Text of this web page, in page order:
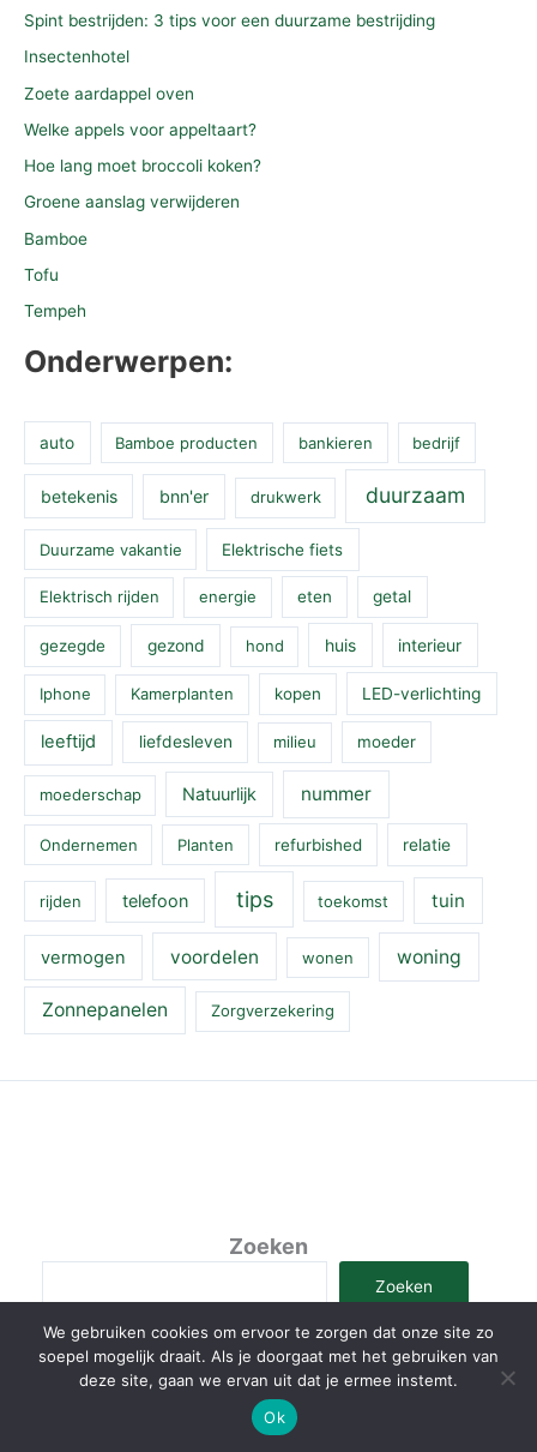
Spint bestrijden: 3 tips voor een duurzame bestrijding
Insectenhotel
Zoete aardappel oven
Welke appels voor appeltaart?
Hoe lang moet broccoli koken?
Groene aanslag verwijderen
Bamboe
Tofu
Tempeh
Onderwerpen:
auto Bamboe producten bankieren bedrijf
betekenis bnn'er drukwerk duurzaam
Duurzame vakantie Elektrische fiets
Elektrisch rijden energie eten getal
gezegde gezond hond huis interieur
Iphone Kamerplanten kopen LED-verlichting
leeftijd liefdesleven milieu moeder
moederschap Natuurlijk nummer
Ondernemen Planten refurbished relatie
rijden telefoon tips toekomst tuin
vermogen voordelen wonen woning
Zonnepanelen Zorgverzekering
Zoeken
Zoeken
Copyright © 2026 LivelifeGreen
We gebruiken cookies om ervoor te zorgen dat onze site zo
soepel mogelijk draait. Als je doorgaat met het gebruiken van
deze site, gaan we ervan uit dat je ermee instemt.
Ok